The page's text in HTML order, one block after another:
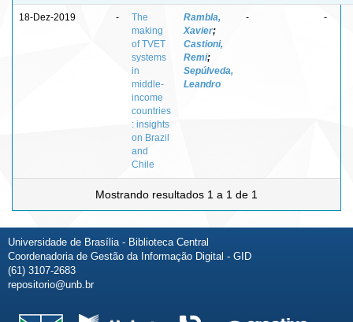
18-Dez-2019 -
The
making
of TVET
systems
in
middle-
income
countries
: insights
on Brazil
and
Chile
Rambla,
Xavier;
Castioni,
Remi;
Sepúlveda,
Leandro
- -
Mostrando resultados 1 a 1 de 1
Universidade de Brasília - Biblioteca Central
Coordenadoria de Gestão da Informação Digital - GID
(61) 3107-2683
repositorio@unb.br